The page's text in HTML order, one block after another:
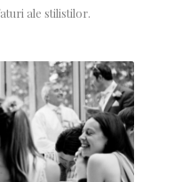
ale stilistilor.